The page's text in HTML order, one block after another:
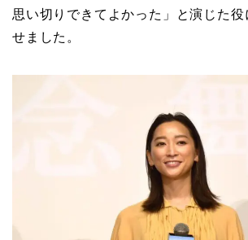
思い切りできてよかった」と演じた役
せました。